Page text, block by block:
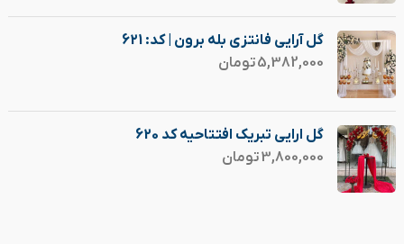
گل آرایی فانتزی بله برون | کد: 621
5,382,000تومان
گل ارایی تبریک افتتاحیه کد 620
3,800,000تومان